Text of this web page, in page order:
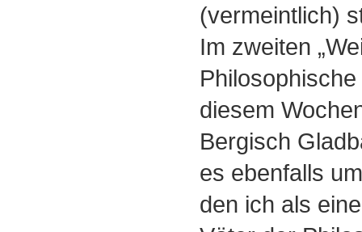
(vermeintlich)
Im zweiten
diesem
Bergisch
es ebenfalls
den ich als